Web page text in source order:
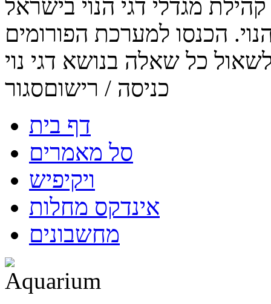
הכנסו למערכת הפורומים
כניסה / רישוםסגור
דף בית
סל מאמרים
ויקיפיש
אינדקס מחלות
מחשבונים